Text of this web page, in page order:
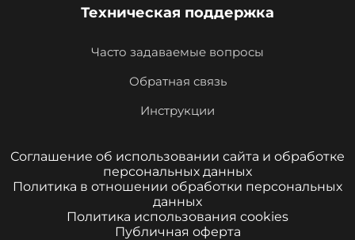
Техническая поддержка
Часто задаваемые вопросы
Обратная связь
Инструкции
Соглашение об использовании сайта и обработке
персональных данных
Политика в отношении обработки персональных
данных
Политика использования cookies
Публичная оферта